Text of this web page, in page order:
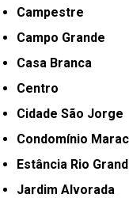
Campestre
Campo Grande
Casa Branca
Centro
Cidade São Jorge
Condomínio
Estância Rio
Jardim Alvorada